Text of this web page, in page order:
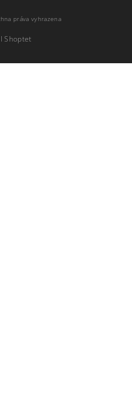
práva vyhrazena
Shoptet